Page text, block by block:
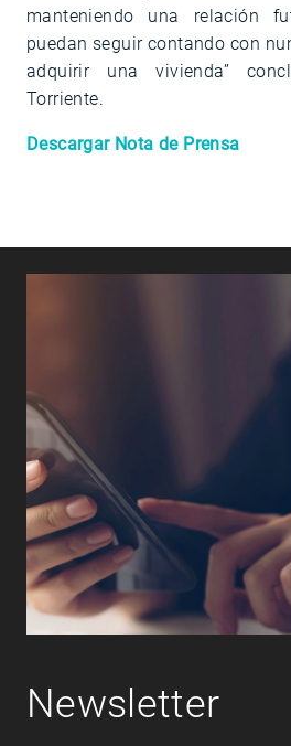
manteniendo una relación
puedan seguir contando con
adquirir una vivienda”
Torriente.
Descargar Nota de Prensa
Newsletter